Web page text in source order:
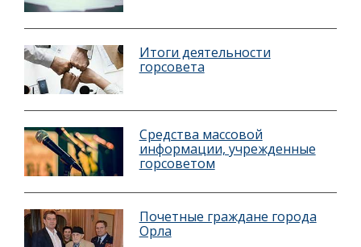
Итоги деятельности
горсовета
Средства массовой
информации, учрежденные
горсоветом
Почетные граждане города
Орла